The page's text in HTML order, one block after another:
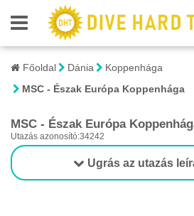
Főoldal Dánia
Koppenhága
MSC - Észak Európa Koppenhága
MSC - Észak Európa
Utazás azonosító:34242
Ugrás az utazás